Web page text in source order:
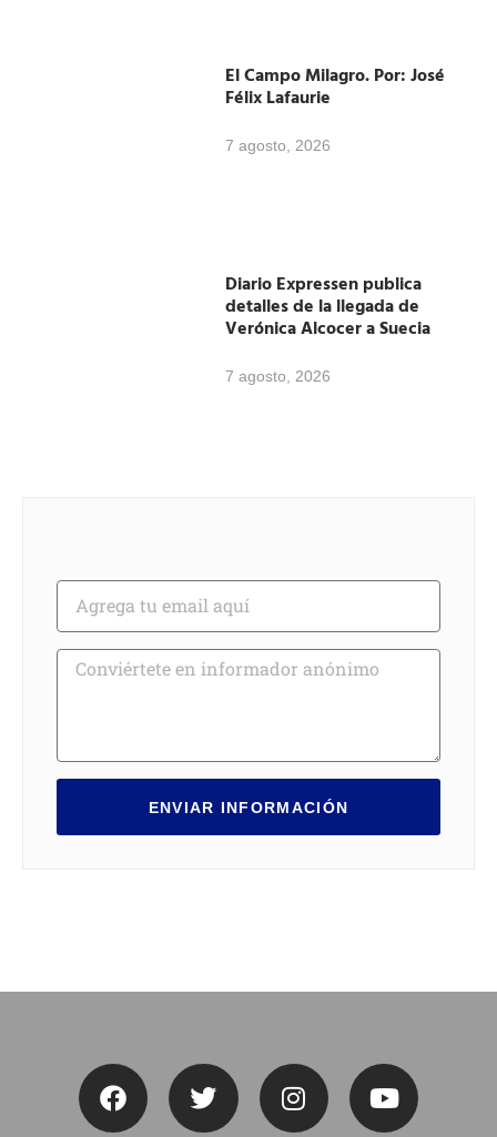
El Campo Milagro. Por: José
Félix Lafaurie
7 agosto, 2026
Diario Expressen publica
detalles de la llegada de
Verónica Alcocer a Suecia
7 agosto, 2026
ENVIAR INFORMACIÓN